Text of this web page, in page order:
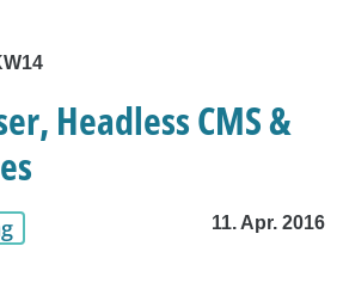
Headless CMS &
11. Apr. 2016